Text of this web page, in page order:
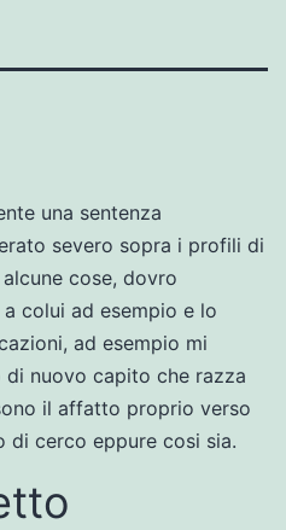
una sentenza
severo sopra i profili di
cose, dovro
colui ad esempio e lo
ad esempio mi
nuovo capito che razza
il affatto proprio verso
di cerco eppure cosi sia.